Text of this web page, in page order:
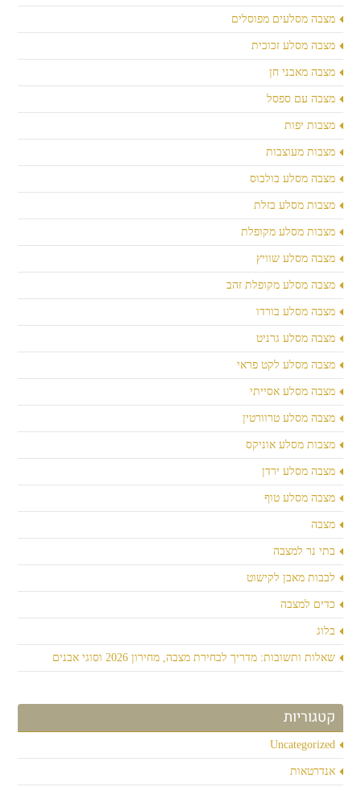
מצבה מסלעים מפוסלים
מצבה מסלע זכוכית
מצבה מאבני חן
מצבה עם ספסל
מצבות יפות
מצבות מעוצבות
מצבה מסלע בולבוס
מצבות מסלע בזלת
מצבות מסלע מקופלת
מצבה מסלע שוויץ
מצבה מסלע מקופלת זהב
מצבה מסלע בורדו
מצבה מסלע גרניט
מצבה מסלע לקט פראי
מצבה מסלע אסייתי
מצבה מסלע טרוורטין
מצבות מסלע אוניקס
מצבה מסלע ירדן
מצבה מסלע טוף
מצבה
בתי נר למצבה
לבבות מאבן לקישוט
כדים למצבה
בלוג
שאלות ותשובות: מדריך לבחירת מצבה, מחירון 2026 וסוגי אבנים
קטגוריות
Uncategorized
אנדרטאות